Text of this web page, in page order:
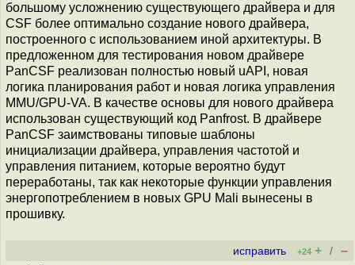
большому усложнению существующего драйвера и для
CSF более оптимально создание нового драйвера,
построенного с использованием иной архитектуры. В
предложенном для тестирования новом драйвере
PanCSF реализован полностью новый uAPI, новая
логика планирования работ и новая логика управления
MMU/GPU-VA. В качестве основы для нового драйвера
использован существующий код Panfrost. В драйвере
PanCSF заимствованы типовые шаблоны
инициализации драйвера, управления частотой и
управления питанием, которые вероятно будут
переработаны, так как некоторые функции управления
энергопотреблением в новых GPU Mali вынесены в
прошивку.
исправить +24 + / –